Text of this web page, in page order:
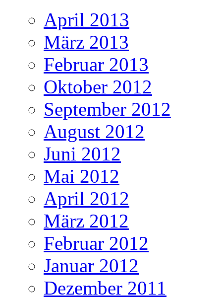
April 2013
März 2013
Februar 2013
Oktober 2012
September 2012
August 2012
Juni 2012
Mai 2012
April 2012
März 2012
Februar 2012
Januar 2012
Dezember 2011